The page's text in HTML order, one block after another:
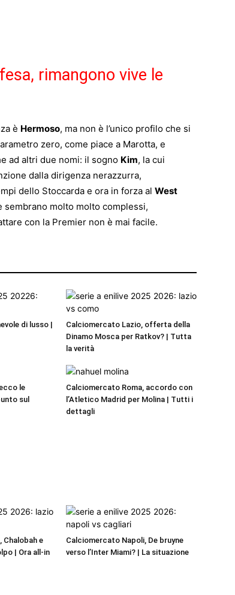
rimangono vive le
è Hermoso, ma non è l’unico profilo che si
zero, come piace a Marotta, e
ad altri due nomi: il sogno Kim, la cui
dalla dirigenza nerazzurra,
dello Stoccarda e ora in forza al West
sembrano molto molto complessi,
con la Premier non è mai facile.
di lusso |
Calciomercato Lazio, offerta della
Dinamo Mosca per Ratkov? | Tutta
la verità
le
sul
Calciomercato Roma, accordo con
l’Atletico Madrid per Molina | Tutti i
dettagli
Chalobah e
| Ora all-in
Calciomercato Napoli, De bruyne
verso l’Inter Miami? | La situazione